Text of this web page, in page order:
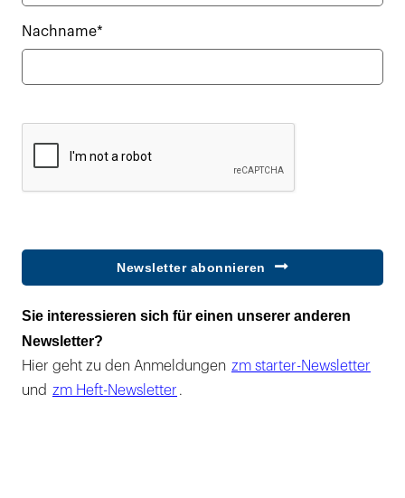
Nachname*
Newsletter abonnieren
Sie interessieren sich für einen unserer anderen
Newsletter?
Hier geht zu den Anmeldungen zm starter-Newsletter
und zm Heft-Newsletter .